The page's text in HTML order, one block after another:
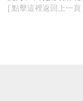
[ 點擊這裡返回上一頁